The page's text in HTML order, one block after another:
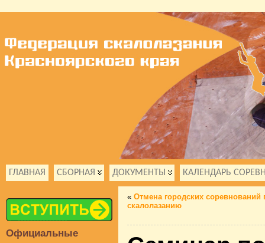
ГЛАВНАЯ СБОРНАЯ ДОКУМЕНТЫ КАЛЕНДАРЬ
Официальные
« Отмена городских соревнований
скалолазанию